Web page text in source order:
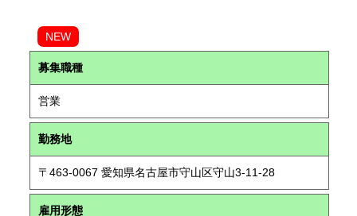
NEW
募集職種
営業
勤務地
〒463-0067 愛知県名古屋市守山区守山3-11-28
雇用形態